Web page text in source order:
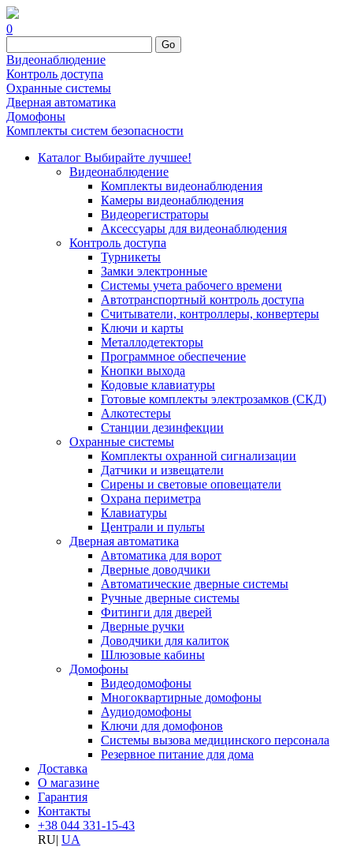
0
Go
Видеонаблюдение
Контроль доступа
Охранные системы
Дверная автоматика
Домофоны
Комплекты систем безопасности
Каталог Выбирайте лучшее!
Видеонаблюдение
Комплекты видеонаблюдения
Камеры видеонаблюдения
Видеорегистраторы
Аксессуары для видеонаблюдения
Контроль доступа
Турникеты
Замки электронные
Системы учета рабочего времени
Автотранспортный контроль доступа
Считыватели, контроллеры, конвертеры
Ключи и карты
Металлодетекторы
Программное обеспечение
Кнопки выхода
Кодовые клавиатуры
Готовые комплекты электрозамков (СКД)
Алкотестеры
Станции дезинфекции
Охранные системы
Комплекты охранной сигнализации
Датчики и извещатели
Сирены и световые оповещатели
Охрана периметра
Клавиатуры
Централи и пульты
Дверная автоматика
Автоматика для ворот
Дверные доводчики
Автоматические дверные системы
Ручные дверные системы
Фитинги для дверей
Дверные ручки
Доводчики для калиток
Шлюзовые кабины
Домофоны
Видеодомофоны
Многоквартирные домофоны
Аудиодомофоны
Ключи для домофонов
Системы вызова медицинского персонала
Резервное питание для дома
Доставка
О магазине
Гарантия
Контакты
+38 044 331-15-43
RU| UA